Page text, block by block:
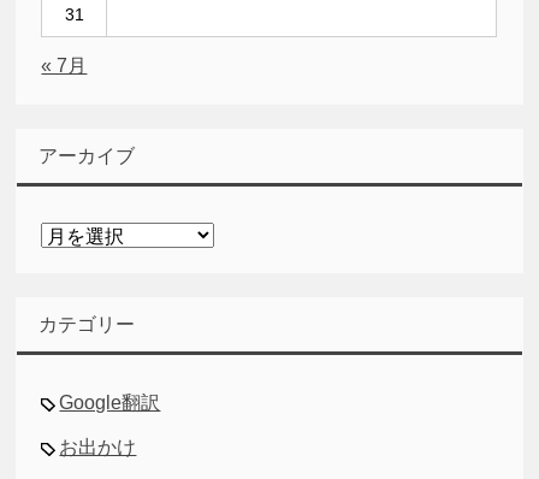
31
« 7月
アーカイブ
ア
ブ
カテゴリー
Google翻訳
お出かけ